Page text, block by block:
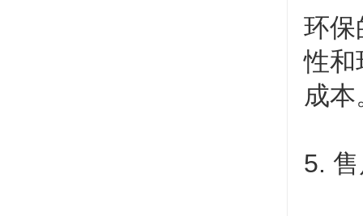
环保
性和
成本
5.